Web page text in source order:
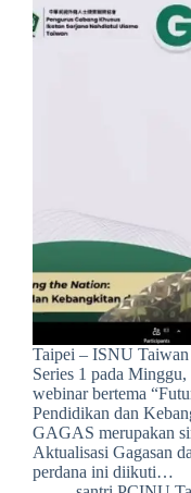
Taipei – ISNU
Series 1 pada
webinar bertema
Pendidikan dan
GAGAS merupakan
Aktualisasi Gagasan
perdana ini diikuti…